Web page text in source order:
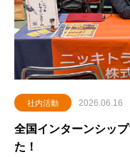
社内活動 2026.06.16
全国インターンシッ
た！